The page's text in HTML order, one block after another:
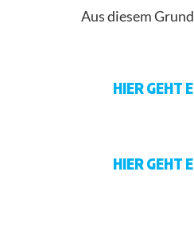
ANTIRASSISMUS
Aus diesem
HIER GEHT
HIER GEHT